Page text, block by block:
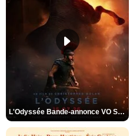
L'Odyssée Bande-annonce VO STFR